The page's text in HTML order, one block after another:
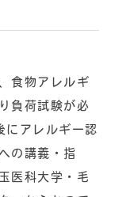
食物アレルギ
負荷試験が必
にアレルギー認
の講義・指
医科大学・毛